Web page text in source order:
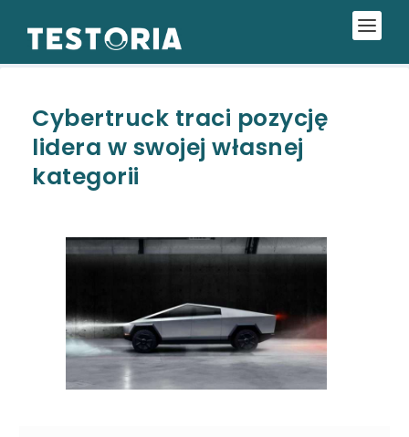
Cybertruck traci pozycję
lidera w swojej własnej
kategorii